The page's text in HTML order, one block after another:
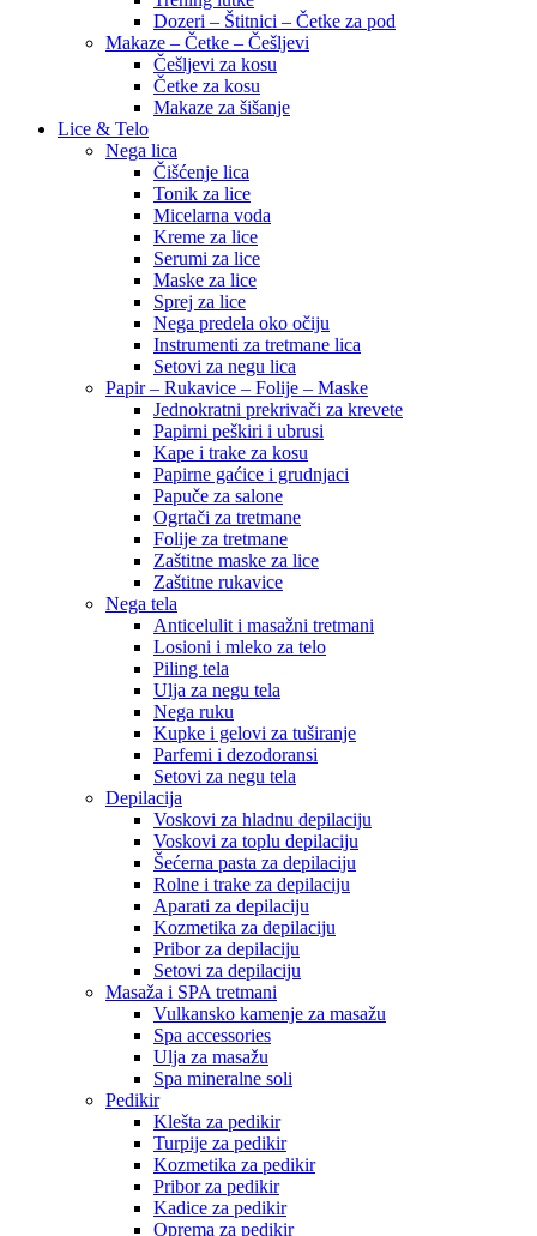
Dozeri – Štitnici – Četke za pod
Makaze – Četke – Češljevi
Češljevi za kosu
Četke za kosu
Makaze za šišanje
Lice & Telo
Nega lica
Čišćenje lica
Tonik za lice
Micelarna voda
Kreme za lice
Serumi za lice
Maske za lice
Sprej za lice
Nega predela oko očiju
Instrumenti za tretmane lica
Setovi za negu lica
Papir – Rukavice – Folije – Maske
Jednokratni prekrivači za krevete
Papirni peškiri i ubrusi
Kape i trake za kosu
Papirne gaćice i grudnjaci
Papuče za salone
Ogrtači za tretmane
Folije za tretmane
Zaštitne maske za lice
Zaštitne rukavice
Nega tela
Anticelulit i masažni tretmani
Losioni i mleko za telo
Piling tela
Ulja za negu tela
Nega ruku
Kupke i gelovi za tuširanje
Parfemi i dezodoransi
Setovi za negu tela
Depilacija
Voskovi za hladnu depilaciju
Voskovi za toplu depilaciju
Šećerna pasta za depilaciju
Rolne i trake za depilaciju
Aparati za depilaciju
Kozmetika za depilaciju
Pribor za depilaciju
Setovi za depilaciju
Masaža i SPA tretmani
Vulkansko kamenje za masažu
Spa accessories
Ulja za masažu
Spa mineralne soli
Pedikir
Klešta za pedikir
Turpije za pedikir
Kozmetika za pedikir
Pribor za pedikir
Kadice za pedikir
Oprema za pedikir